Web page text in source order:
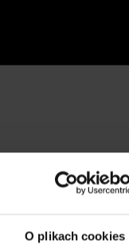
O plikach cookies